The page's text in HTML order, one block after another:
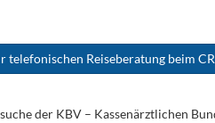
telefonischen Reiseberatung beim
der KBV – Kassenärztlichen